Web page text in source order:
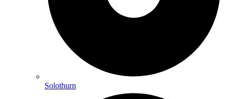
Solothurn